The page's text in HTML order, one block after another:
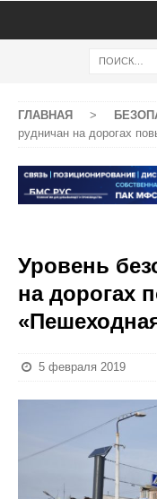
ГЛАВНАЯ >
рудничан на дорогах
Уровень
на дорогах
5 февраля 2019